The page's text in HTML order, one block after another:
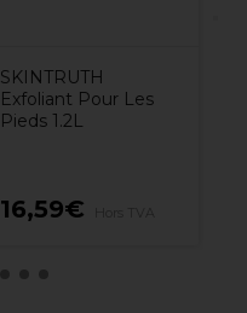
SKINTRUTH
Exfoliant Pour Les
Pieds 1.2L
16,59€